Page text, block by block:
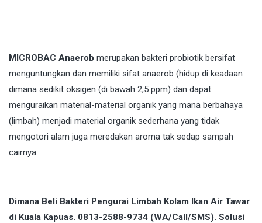
MICROBAC Anaerob merupakan bakteri probiotik bersifat
menguntungkan dan memiliki sifat anaerob (hidup di keadaan
dimana sedikit oksigen (di bawah 2,5 ppm) dan dapat
menguraikan material-material organik yang mana berbahaya
(limbah) menjadi material organik sederhana yang tidak
mengotori alam juga meredakan aroma tak sedap sampah
cairnya.
Dimana Beli Bakteri Pengurai Limbah Kolam Ikan Air Tawar
di Kuala Kapuas. 0813-2588-9734 (WA/Call/SMS). Solusi